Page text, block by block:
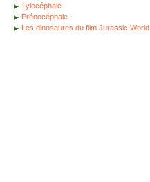
Tylocéphale
Prénocéphale
Les dinosaures du film Jurassic World